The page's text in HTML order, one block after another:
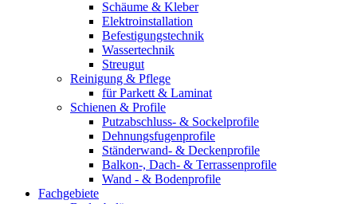
Schäume & Kleber
Elektroinstallation
Befestigungstechnik
Wassertechnik
Streugut
Reinigung & Pflege
für Parkett & Laminat
Schienen & Profile
Putzabschluss- & Sockelprofile
Dehnungsfugenprofile
Ständerwand- & Deckenprofile
Balkon-, Dach- & Terrassenprofile
Wand - & Bodenprofile
Fachgebiete